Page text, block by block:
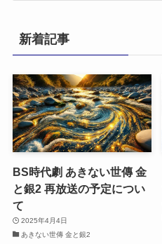
リ
ー
新着記事
BS時代劇 あきない世傳 金
と銀2 再放送の予定につい
て
2025年4月4日
あきない世傳 金と銀2